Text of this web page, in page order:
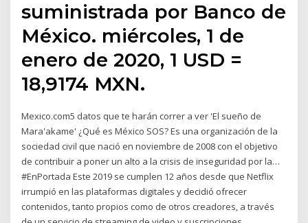
suministrada por Banco de
México. miércoles, 1 de
enero de 2020, 1 USD =
18,9174 MXN.
Mexico.com5 datos que te harán correr a ver 'El sueño de
Mara'akame' ¿Qué es México SOS? Es una organización de la
sociedad civil que nació en noviembre de 2008 con el objetivo
de contribuir a poner un alto a la crisis de inseguridad por la…
#EnPortada Este 2019 se cumplen 12 años desde que Netflix
irrumpió en las plataformas digitales y decidió ofrecer
contenidos, tanto propios como de otros creadores, a través